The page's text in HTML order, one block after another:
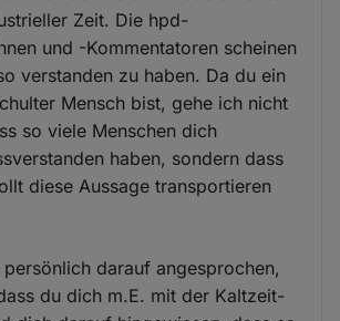
Zeit. Die hpd-
und -Kommentatoren scheinen
verstanden zu haben. Da du ein
Mensch bist, gehe ich nicht
so viele Menschen dich
haben, sondern dass
diese Aussage transportieren
persönlich darauf angesprochen,
du dich m.E. mit der Kaltzeit-